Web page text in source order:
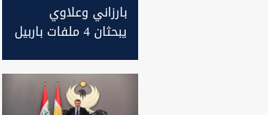
بارزاني وعلاوي
يبحثان 4 ملفات باربيل